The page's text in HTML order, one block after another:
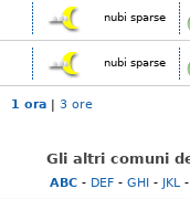
nubi sparse
nubi sparse
1 ora | 3 ore
Gli altri comuni
ABC- DEF- GHI- JKL-